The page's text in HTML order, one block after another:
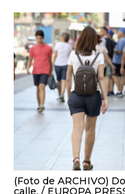
(Foto de ARCHIVO)